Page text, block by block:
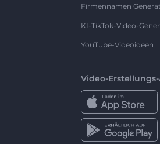
Firmennamen
KI-TikTok-Video-
YouTube-Videoideen
Video-